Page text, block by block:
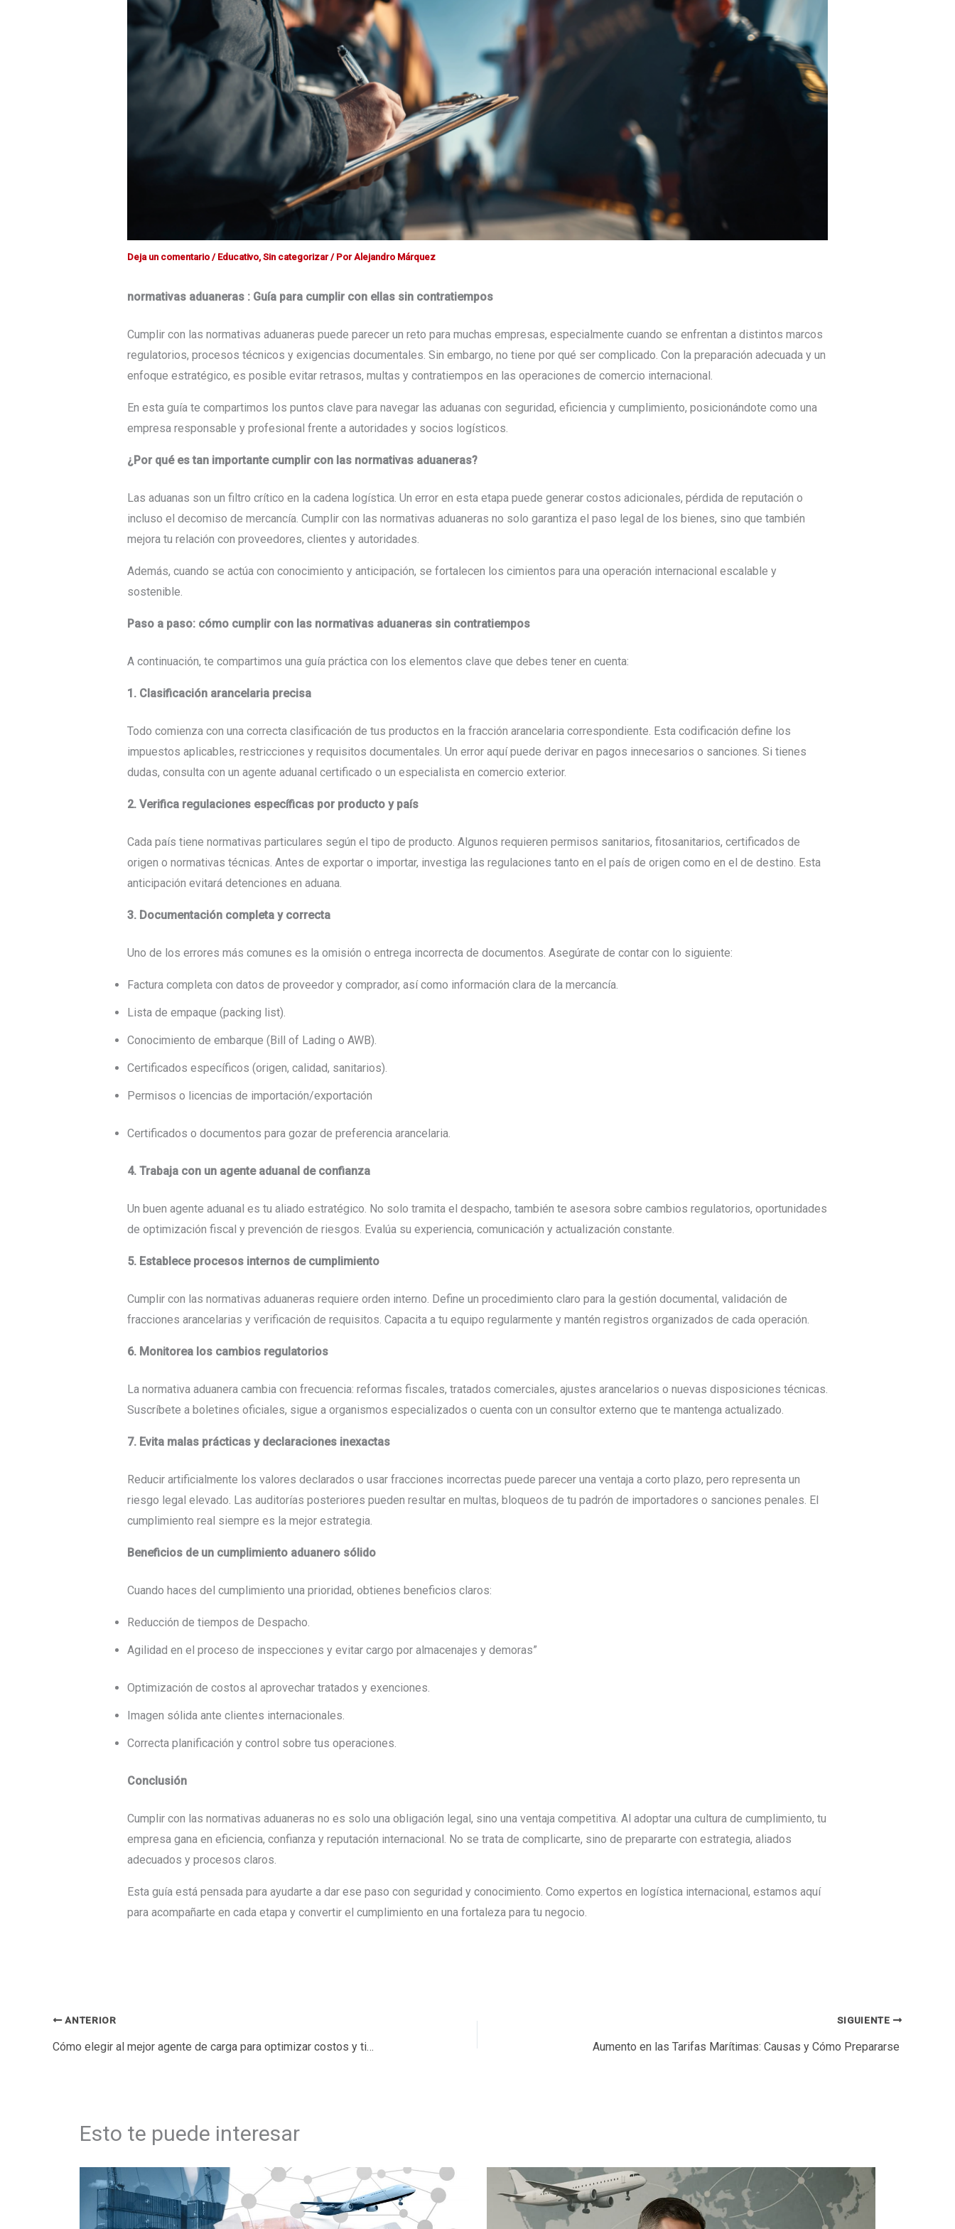
Deja un comentario / Educativo, Sin categorizar/ PorAlejandro Márquez
normativas aduaneras : Guía para cumplir con ellas sin contratiempos
Cumplir con las normativas aduaneras puede parecer un reto para muchas empresas, especialmente cuando se enfrentan a distintos marcos
regulatorios, procesos técnicos y exigencias documentales. Sin embargo, no tiene por qué ser complicado. Con la preparación adecuada y un
enfoque estratégico, es posible evitar retrasos, multas y contratiempos en las operaciones de comercio internacional.
En esta guía te compartimos los puntos clave para navegar las aduanas con seguridad, eficiencia y cumplimiento, posicionándote como una
empresa responsable y profesional frente a autoridades y socios logísticos.
¿Por qué es tan importante cumplir con las normativas aduaneras?
Las aduanas son un filtro crítico en la cadena logística. Un error en esta etapa puede generar costos adicionales, pérdida de reputación o
incluso el decomiso de mercancía. Cumplir con las normativas aduaneras no solo garantiza el paso legal de los bienes, sino que también
mejora tu relación con proveedores, clientes y autoridades.
Además, cuando se actúa con conocimiento y anticipación, se fortalecen los cimientos para una operación internacional escalable y
sostenible.
Paso a paso: cómo cumplir con las normativas aduaneras sin contratiempos
A continuación, te compartimos una guía práctica con los elementos clave que debes tener en cuenta:
1. Clasificación arancelaria precisa
Todo comienza con una correcta clasificación de tus productos en la fracción arancelaria correspondiente. Esta codificación define los
impuestos aplicables, restricciones y requisitos documentales. Un error aquí puede derivar en pagos innecesarios o sanciones. Si tienes
dudas, consulta con un agente aduanal certificado o un especialista en comercio exterior.
2. Verifica regulaciones específicas por producto y país
Cada país tiene normativas particulares según el tipo de producto. Algunos requieren permisos sanitarios, fitosanitarios, certificados de
origen o normativas técnicas. Antes de exportar o importar, investiga las regulaciones tanto en el país de origen como en el de destino. Esta
anticipación evitará detenciones en aduana.
3. Documentación completa y correcta
Uno de los errores más comunes es la omisión o entrega incorrecta de documentos. Asegúrate de contar con lo siguiente:
Factura completa con datos de proveedor y comprador, así como información clara de la mercancía.
Lista de empaque (packing list).
Conocimiento de embarque (Bill of Lading o AWB).
Certificados específicos (origen, calidad, sanitarios).
Permisos o licencias de importación/exportación
Certificados o documentos para gozar de preferencia arancelaria.
4. Trabaja con un agente aduanal de confianza
Un buen agente aduanal es tu aliado estratégico. No solo tramita el despacho, también te asesora sobre cambios regulatorios, oportunidades
de optimización fiscal y prevención de riesgos. Evalúa su experiencia, comunicación y actualización constante.
5. Establece procesos internos de cumplimiento
Cumplir con las normativas aduaneras requiere orden interno. Define un procedimiento claro para la gestión documental, validación de
fracciones arancelarias y verificación de requisitos. Capacita a tu equipo regularmente y mantén registros organizados de cada operación.
6. Monitorea los cambios regulatorios
La normativa aduanera cambia con frecuencia: reformas fiscales, tratados comerciales, ajustes arancelarios o nuevas disposiciones técnicas.
Suscríbete a boletines oficiales, sigue a organismos especializados o cuenta con un consultor externo que te mantenga actualizado.
7. Evita malas prácticas y declaraciones inexactas
Reducir artificialmente los valores declarados o usar fracciones incorrectas puede parecer una ventaja a corto plazo, pero representa un
riesgo legal elevado. Las auditorías posteriores pueden resultar en multas, bloqueos de tu padrón de importadores o sanciones penales. El
cumplimiento real siempre es la mejor estrategia.
Beneficios de un cumplimiento aduanero sólido
Cuando haces del cumplimiento una prioridad, obtienes beneficios claros:
Reducción de tiempos de Despacho.
Agilidad en el proceso de inspecciones y evitar cargo por almacenajes y demoras”
Optimización de costos al aprovechar tratados y exenciones.
Imagen sólida ante clientes internacionales.
Correcta planificación y control sobre tus operaciones.
Conclusión
Cumplir con las normativas aduaneras no es solo una obligación legal, sino una ventaja competitiva. Al adoptar una cultura de cumplimiento, tu
empresa gana en eficiencia, confianza y reputación internacional. No se trata de complicarte, sino de prepararte con estrategia, aliados
adecuados y procesos claros.
Esta guía está pensada para ayudarte a dar ese paso con seguridad y conocimiento. Como expertos en logística internacional, estamos aquí
para acompañarte en cada etapa y convertir el cumplimiento en una fortaleza para tu negocio.
ANTERIOR
Cómo elegir al mejor agente de carga para optimizar costos y tiempos
SIGUIENTE
Aumento en las Tarifas Marítimas: Causas y Cómo Prepararse
Esto te puede interesar